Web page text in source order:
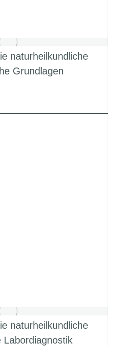
naturheilkundliche
Grundlagen
naturheilkundliche
Labordiagnostik